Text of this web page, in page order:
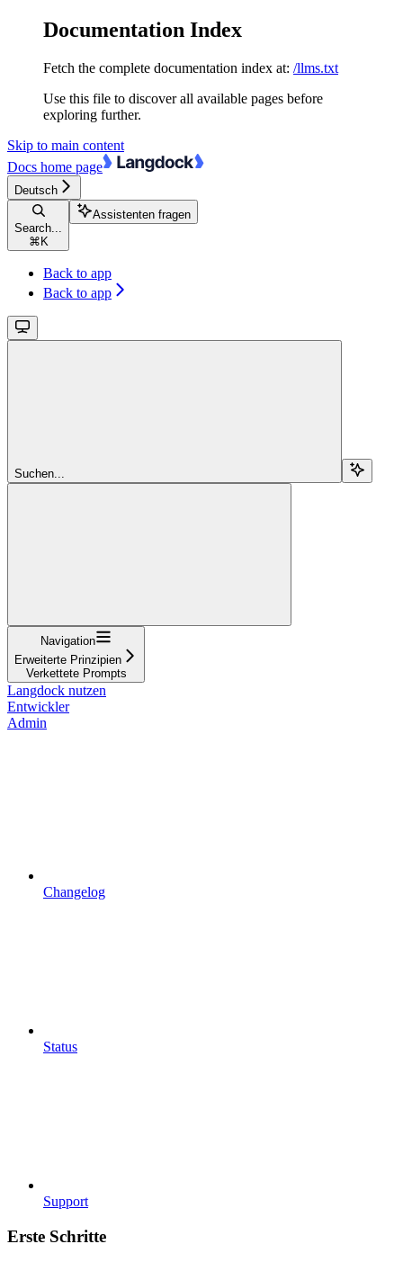
Documentation Index
Fetch the complete documentation index at: /llms.txt
Use this file to discover all available pages before
exploring further.
Skip to main content
Docs home page
Deutsch
Search...
⌘ K
Assistenten fragen
Back to app
Back to app
Suchen...
Navigation
Erweiterte Prinzipien
Verkettete Prompts
Langdock nutzen
Entwickler
Admin
Changelog
Status
Support
Erste Schritte